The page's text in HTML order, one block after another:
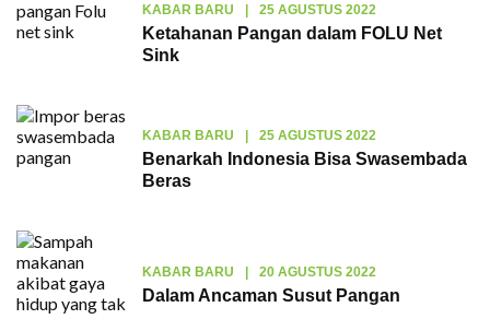
KABAR BARU | 25 AGUSTUS 2022
Ketahanan Pangan dalam FOLU Net
Sink
KABAR BARU | 25 AGUSTUS 2022
Benarkah Indonesia Bisa Swasembada
Beras
KABAR BARU | 20 AGUSTUS 2022
Dalam Ancaman Susut Pangan